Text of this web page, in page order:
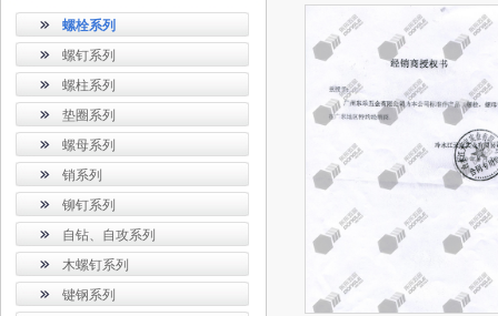
螺栓系列
螺钉系列
螺柱系列
垫圈系列
螺母系列
销系列
铆钉系列
自钻、自攻系列
木螺钉系列
键钢系列